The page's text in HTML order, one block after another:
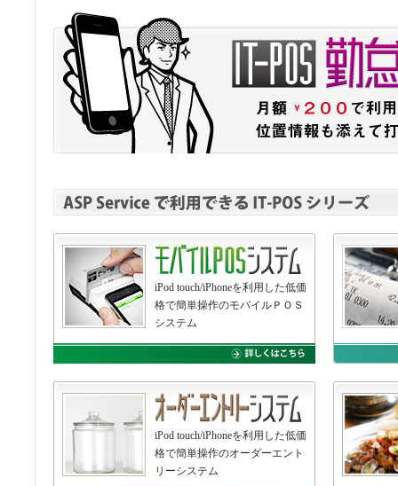
iPod touch/iPhoneを利用した低価
格で簡単操作のモバイルＰＯＳ
システム
iPod touch/iPhoneを利用した低価
格で簡単操作のオーダーエント
リーシステム